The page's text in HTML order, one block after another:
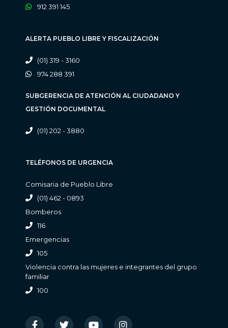
912 391 145
ALERTA PUEBLO LIBRE Y FISCALIZACIÓN
(01) 319 - 3160
974 288 391
SUBGERENCIA DE ATENCIÓN AL CIUDADANO Y
GESTIÓN DOCUMENTAL
(01) 202 - 3880
TELÉFONOS DE URGENCIA
Comisaria de Pueblo Libre
(01) 462 - 0893
Bomberos
116
Emergencias
105
Violencia contra las mujeres e integrantes del grupo
familiar
100